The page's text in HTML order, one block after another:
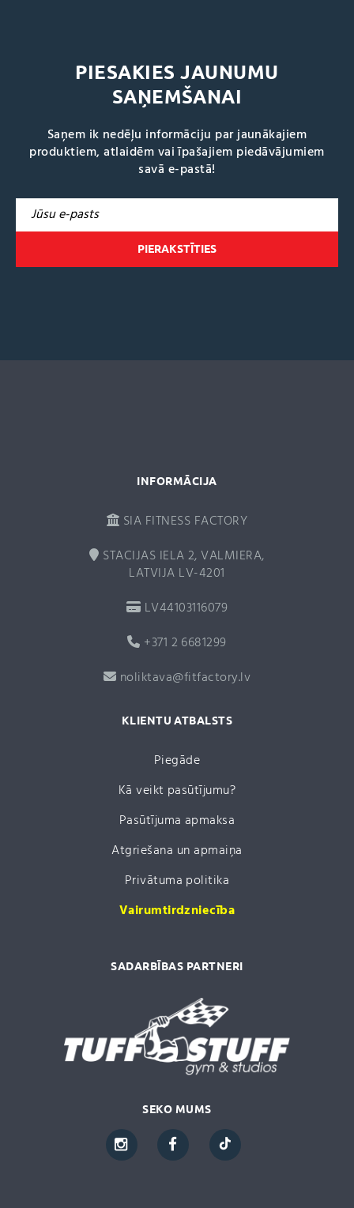
PIESAKIES JAUNUMU
SAŅEMŠANAI
Saņem ik nedēļu informāciju par jaunākajiem
produktiem, atlaidēm vai īpašajiem piedāvājumiem
savā e-pastā!
t
INFORMĀCIJA
SIA FITNESS FACTORY
STACIJAS IELA 2, VALMIERA,
LATVIJA LV-4201
LV44103116079
+371 2 6681299
noliktava@fitfactory.lv
KLIENTU ATBALSTS
Piegāde
Kā veikt pasūtījumu?
Pasūtījuma apmaksa
Atgriešana un apmaiņa
Privātuma politika
Vairumtirdzniecība
SADARBĪBAS PARTNERI
SEKO MUMS